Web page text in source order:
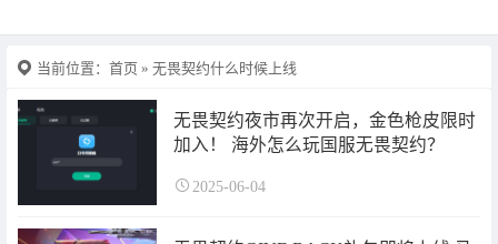
当前位置： 首页 » 无畏契约什么时候上线
无畏契约夜市再次开启，金色枪皮限时
加入！ 海外怎么玩国服无畏契约？
2025-06-04